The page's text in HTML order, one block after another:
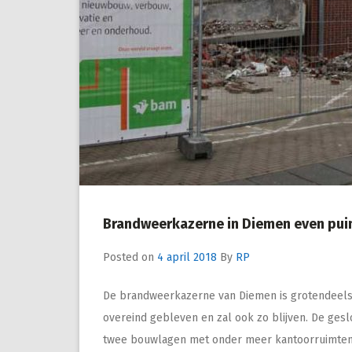
Brandweerkazerne in Diemen even
Posted on 4 april 2018 By RP
De brandweerkazerne van Diemen is
overeind gebleven en zal ook zo blijven. De
twee bouwlagen met onder meer